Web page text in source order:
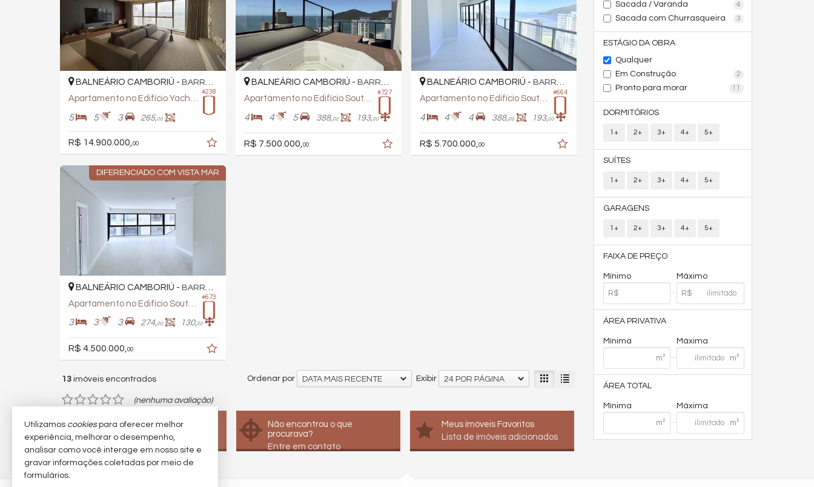
Sacada / Varanda 4
Sacada com Churrasqueira 3
ESTÁGIO DA OBRA
Qualquer
Em Construção
2
Pronto para morar 11
DORMITÓRIOS
1+ 2+ 3+ 4+ 5+
SUÍTES
1+ 2+ 3+ 4+ 5+
GARAGENS
1+ 2+ 3+ 4+ 5+
FAIXA DE PREÇO
Mínimo Máximo
ÁREA PRIVATIVA
Mínima Máxima
ÁREA TOTAL
Mínima Máxima
#238
BALNEÁRIO CAMBORIÚ - BARRA SUL
Apartamento no Edifício Yachthouse By Pininfarina
5 5 3 265,00
R$ 14.900.000, 00
#727
BALNEÁRIO CAMBORIÚ - BARRA SUL
Apartamento no Edifício South Beach
4 4 5 388,00 193,00
R$ 7.500.000, 00
#664
BALNEÁRIO CAMBORIÚ - BARRA SUL
Apartamento no Edifício South Beach
4 4 4 388,00 193,00
R$ 5.700.000, 00
DIFERENCIADO COM VISTA MAR
#673
BALNEÁRIO CAMBORIÚ - BARRA SUL
3 3 3 274,00 130,00
R$ 4.500.000, 00
13 imóveis encontrados Exibir 24 POR PÁGINA
Ordenar por DATA MAIS RECENTE
(nenhuma avaliação)
Quer vender seu imóvel?
Cadastre-se e anuncie
conosco
Não encontrou o que
procurava?
Entre em contato
Meus imóveis Favoritos
Lista de imóveis adicionados
Utilizamos cookiespara oferecer melhor
experiência, melhorar o desempenho,
analisar como você interage em nosso site e
gravar informações coletadas por meio de
formulários.